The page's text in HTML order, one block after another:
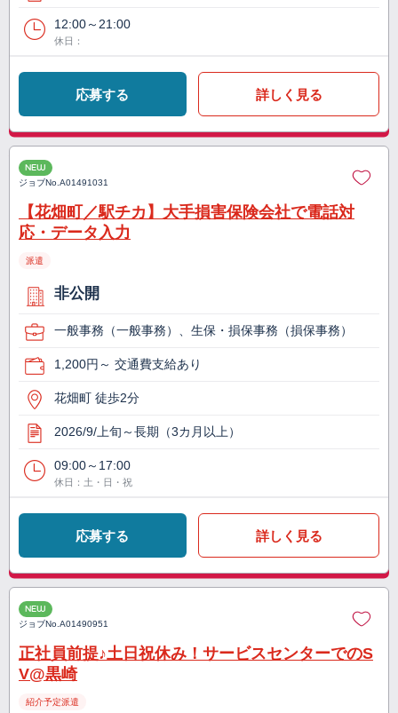
12:00～21:00
休日：
応募する 詳しく見る
NEW
ジョブNo.A01491031
【花畑町／駅チカ】大手損害保険会社で電話対
応・データ入力
派遣
非公開
一般事務（一般事務）、生保・損保事務（損保事務）
1,200円～ 交通費支給あり
花畑町 徒歩2分
2026/9/上旬～長期（3カ月以上）
09:00～17:00
休日：土・日・祝
応募する 詳しく見る
NEW
ジョブNo.A01490951
正社員前提♪土日祝休み！サービスセンターでのS
V@黒崎
紹介予定派遣